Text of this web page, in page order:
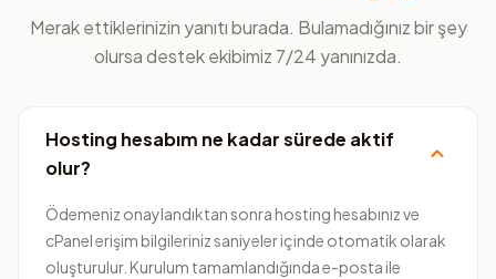
Merak ettiklerinizin yanıtı burada. Bulamadığınız bir şey
olursa destek ekibimiz 7/24 yanınızda.
Hosting hesabım ne kadar sürede aktif
olur?
Ödemeniz onaylandıktan sonra hosting hesabınız ve
cPanel erişim bilgileriniz saniyeler içinde otomatik olarak
oluşturulur. Kurulum tamamlandığında e-posta ile